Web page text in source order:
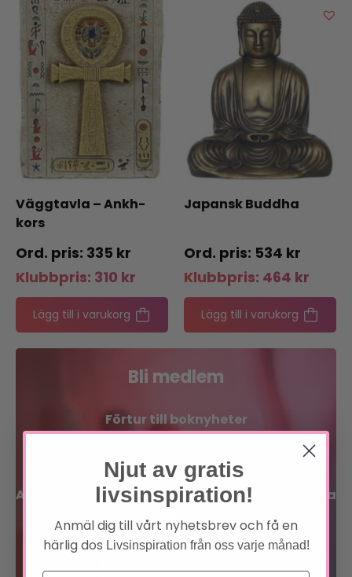
Väggtavla – Ankh-
kors
335 kr
Klubbpris: 310 kr
Lägg till i varukorg
Japansk Buddha
534 kr
Klubbpris: 464 kr
Lägg till i varukorg
Bli medlem
Förtur till boknyheter
Exklusiva erbjudanden
Allt inom sinne, kropp och själ på en och samma
Bli medlem
Njut av gratis
livsinspiration!
Anmäl dig till vårt nyhetsbrev och få en
härlig dos Livsinspiration från oss varje månad!